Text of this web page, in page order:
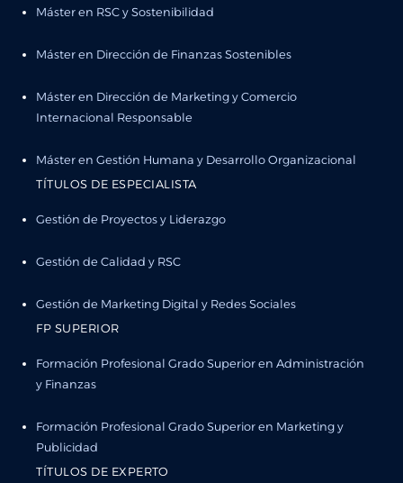
Máster en RSC y Sostenibilidad
Máster en Dirección de Finanzas Sostenibles
Máster en Dirección de Marketing y Comercio
Internacional Responsable
Máster en Gestión Humana y Desarrollo Organizacional
TÍTULOS DE ESPECIALISTA
Gestión de Proyectos y Liderazgo
Gestión de Calidad y RSC
Gestión de Marketing Digital y Redes Sociales
FP SUPERIOR
Formación Profesional Grado Superior en Administración
y Finanzas
Formación Profesional Grado Superior en Marketing y
Publicidad
TÍTULOS DE EXPERTO